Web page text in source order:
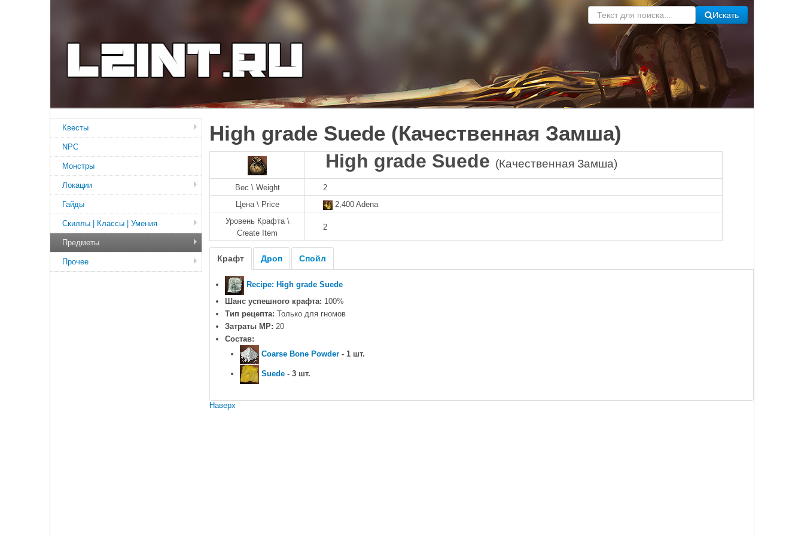
Искать
High grade Suede (Качественная Замша)
High grade Suede (Качественная Замша)
Вес \ Weight
2
Цена \ Price
2,400 Adena
Уровень Крафта \
Create Item
2
Крафт Дроп Спойл
Recipe: High grade Suede
Шанс успешного крафта: 100%
Тип рецепта: Только для гномов
Затраты MP: 20
Состав:
Coarse Bone Powder - 1 шт.
Suede - 3 шт.
Наверх
Квесты
NPC
Монстры
Локации
Гайды
Скиллы | Классы | Умения
Предметы
Прочее